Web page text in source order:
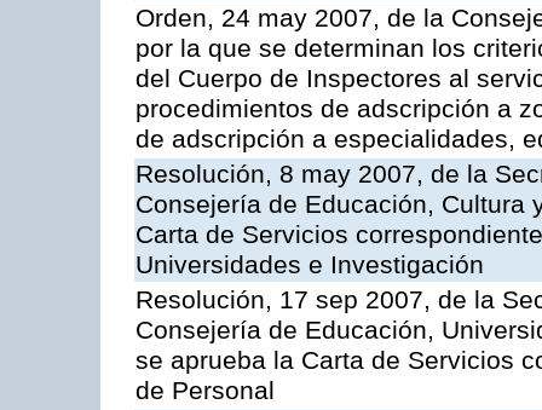
Orden, 24 may 2007, de la
por la que se determinan los
del Cuerpo de Inspectores al
procedimientos de adscripción a
de adscripción a especialidades,
Resolución, 8 may 2007, de la
Consejería de Educación, Cultura
Carta de Servicios
Universidades e Investigación
Resolución, 17 sep 2007, de la
Consejería de Educación,
se aprueba la Carta de Servicios
de Personal